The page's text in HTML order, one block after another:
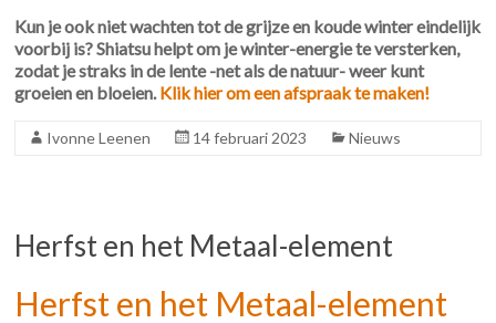
Kun je ook niet wachten tot de grijze en koude winter eindelijk
voorbij is? Shiatsu helpt om je winter-energie te versterken,
zodat je straks in de lente -net als de natuur- weer kunt
groeien en bloeien.Klik hier om een afspraak te maken!
Ivonne Leenen 14 februari 2023 Nieuws
Herfst en het Metaal-element
Herfst en het Metaal-element